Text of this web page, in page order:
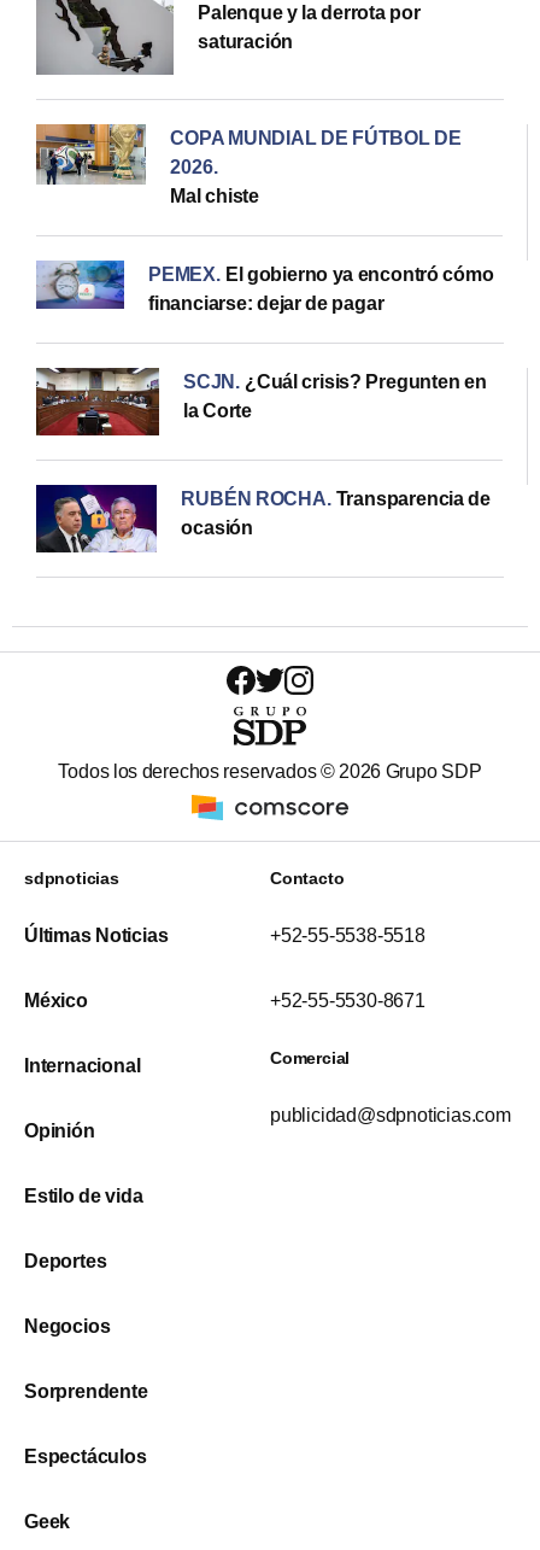
Palenque y la derrota por
saturación
COPA MUNDIAL DE FÚTBOL DE
2026.
Mal chiste
PEMEX. El gobierno ya encontró cómo
financiarse: dejar de pagar
SCJN . ¿Cuál crisis? Pregunten en
la Corte
RUBÉN ROCHA. Transparencia de
ocasión
Todos los derechos reservados © 2026 Grupo SDP
sdpnoticias
Últimas Noticias
México
Internacional
Opinión
Estilo de vida
Deportes
Negocios
Sorprendente
Espectáculos
Geek
Contacto
+52-55-5538-5518
+52-55-5530-8671
Comercial
publicidad@sdpnoticias.com